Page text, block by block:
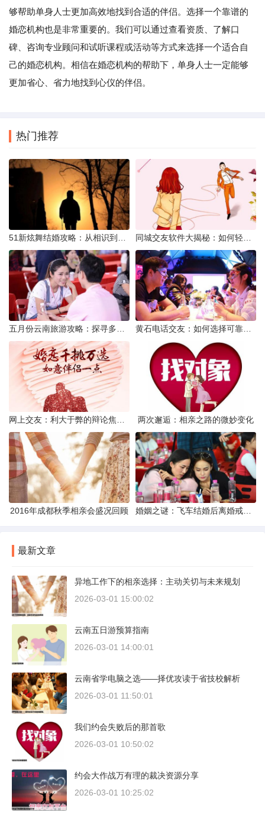
够帮助单身人士更加高效地找到合适的伴侣。选择一个靠谱的
婚恋机构也是非常重要的。我们可以通过查看资质、了解口
碑、咨询专业顾问和试听课程或活动等方式来选择一个适合自
己的婚恋机构。相信在婚恋机构的帮助下，单身人士一定能够
更加省心、省力地找到心仪的伴侣。
热门推荐
两次邂逅：相亲之路的微妙变化
2016年成都秋季相亲会盛况回顾
最新文章
异地工作下的相亲选择：主动关切与未来规划
2026-03-01 15:00:02
云南五日游预算指南
2026-03-01 14:00:01
云南省学电脑之选——择优攻读于省技校解析
2026-03-01 11:50:01
我们约会失败后的那首歌
2026-03-01 10:50:02
约会大作战万有理的裁决资源分享
2026-03-01 10:25:02